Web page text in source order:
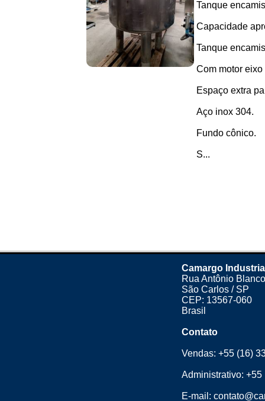
Tanque
Capacidade
Tanque
Com motor
Espaço extra
Aço inox 304.
Fundo cônico.
S...
Camargo
Rua Antônio
São Carlos / SP
CEP: 13567-060
Brasil
Contato
Vendas:+55 (16)
Administrativo:+55
E-mail: